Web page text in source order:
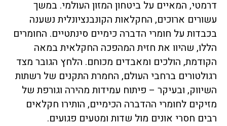
דרמטי, המאיים על ביטחון המזון העולמי. במשך
עשורים ארוכים, החקלאות הקונבנציונלית נשענה
בכבדות על חומרי הדברה כימיים סינתטיים. החומרים
הללו, שהיוו את חזית המהפכה החקלאית במאה
הקודמת, הולכים ומאבדים מכוחם. הלחץ הגובר מצד
רגולטורים ברחבי העולם, החמרת התקנים של רשתות
השיווק, ובעיקר – פיתוח עמידות מהירה וגורפת של
מזיקים לחומרי ההדברה הכימיים, הותירו חקלאים
רבים חסרי אונים מול שדות ומטעים פגועים.